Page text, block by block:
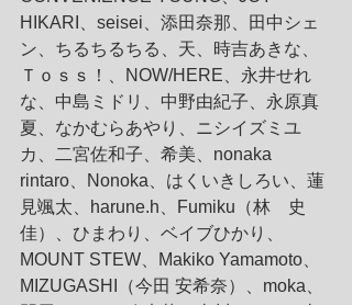
HIKARI、seisei、添田奈那、田中シェ
ン、ちるちるちる、天、時吉あきな、
Ｔｏｓｓ！、NOW/HERE、永井せれ
な、中島ミドリ、中野由紀子、永原真
夏、なかむらあやり、ニシイズミユ
カ、二宮佐和子、希美、nonaka
rintaro、Nonoka、はくいきしろい、蓮
見颯太、harune.h、Fumiku（林　史
佳）、ひまわり、ベイブひかり、
MOUNT STEW、Makiko Yamamoto、
MIZUGASHI（今田 安希奈）、moka、